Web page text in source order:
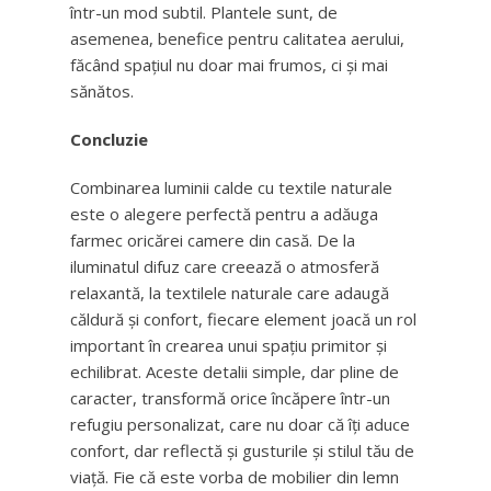
într-un mod subtil. Plantele sunt, de
asemenea, benefice pentru calitatea aerului,
făcând spațiul nu doar mai frumos, ci și mai
sănătos.
Concluzie
Combinarea luminii calde cu textile naturale
este o alegere perfectă pentru a adăuga
farmec oricărei camere din casă. De la
iluminatul difuz care creează o atmosferă
relaxantă, la textilele naturale care adaugă
căldură și confort, fiecare element joacă un rol
important în crearea unui spațiu primitor și
echilibrat. Aceste detalii simple, dar pline de
caracter, transformă orice încăpere într-un
refugiu personalizat, care nu doar că îți aduce
confort, dar reflectă și gusturile și stilul tău de
viață. Fie că este vorba de mobilier din lemn